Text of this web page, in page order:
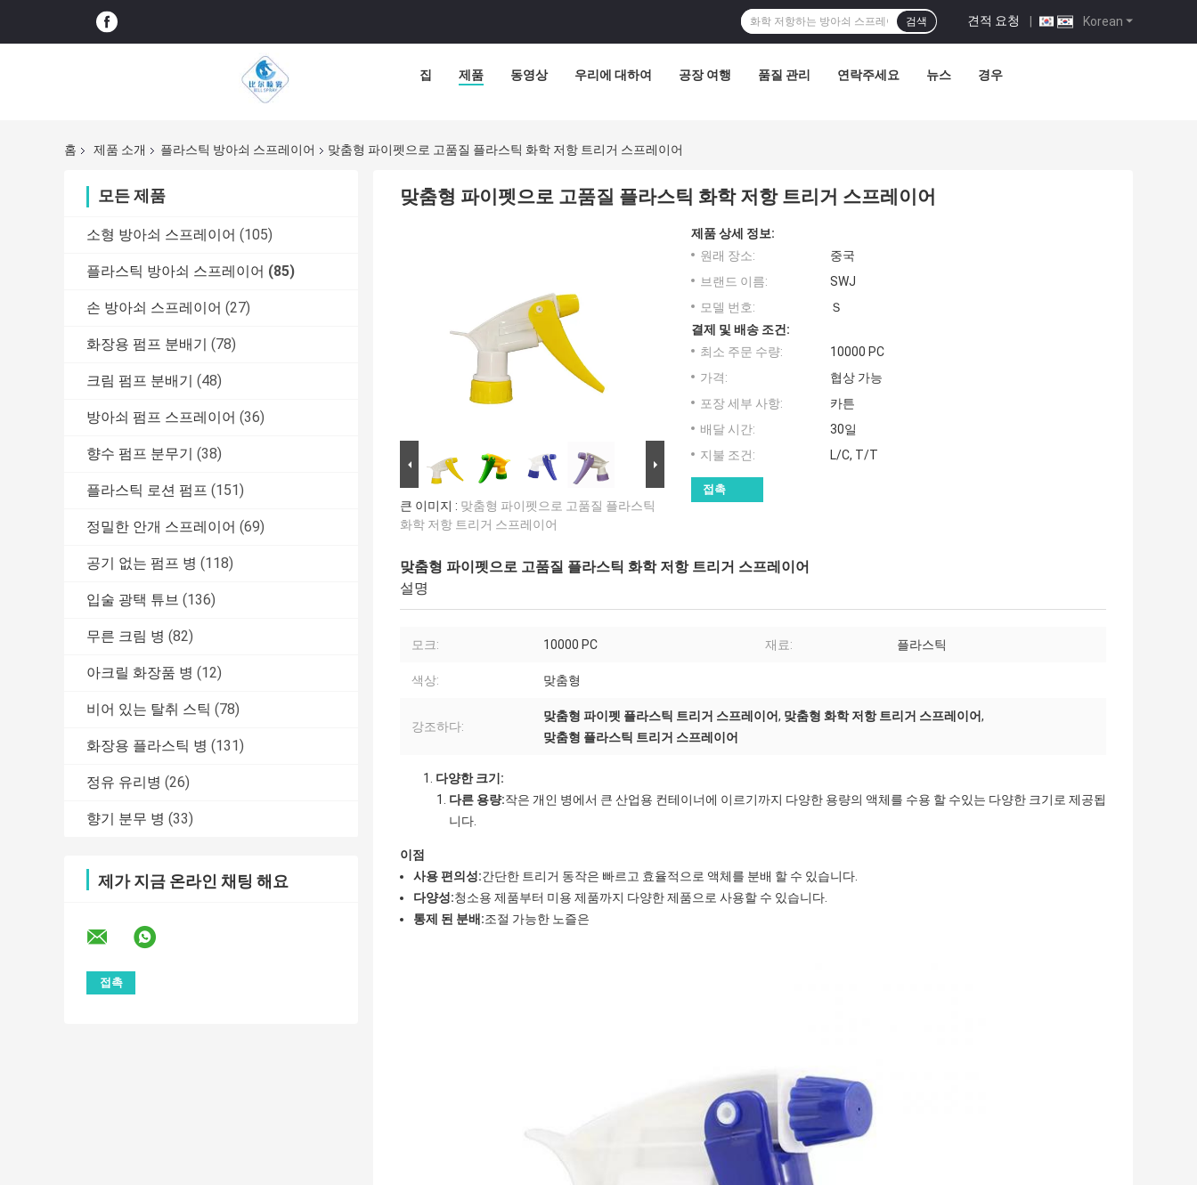
Korean
견적 요청 |
검색
집 제품 동영상 우리에 대하여 공장 여행 품질 관리 연락주세요 뉴스 경우
홈 제품 소개 플라스틱 방아쇠 스프레이어 맞춤형 파이펫으로 고품질 플라스틱 화학 저항 트리거 스프레이어
모든 제품
소형 방아쇠 스프레이어 (105)
플라스틱 방아쇠 스프레이어 (85)
손 방아쇠 스프레이어 (27)
화장용 펌프 분배기 (78)
크림 펌프 분배기 (48)
방아쇠 펌프 스프레이어 (36)
향수 펌프 분무기 (38)
플라스틱 로션 펌프 (151)
정밀한 안개 스프레이어 (69)
공기 없는 펌프 병 (118)
입술 광택 튜브 (136)
무른 크림 병 (82)
아크릴 화장품 병 (12)
비어 있는 탈취 스틱 (78)
화장용 플라스틱 병 (131)
정유 유리병 (26)
향기 분무 병 (33)
제가 지금 온라인 채팅 해요
맞춤형 파이펫으로 고품질 플라스틱 화학 저항 트리거 스프레이어
큰 이미지 : 맞춤형 파이펫으로 고품질 플라스틱
화학 저항 트리거 스프레이어
제품 상세 정보:
원래 장소:
중국
브랜드 이름:
SWJ
모델 번호:
Ｓ
결제 및 배송 조건:
최소 주문 수량:
10000 PC
가격:
협상 가능
포장 세부 사항:
카튼
배달 시간:
30일
지불 조건:
L/C, T/T
접촉
맞춤형 파이펫으로 고품질 플라스틱 화학 저항 트리거 스프레이어
설명
모크: 10000 PC 재료: 플라스틱
색상: 맞춤형
강조하다:
맞춤형 파이펫 플라스틱 트리거 스프레이어, 맞춤형 화학 저항 트리거 스프레이어,
맞춤형 플라스틱 트리거 스프레이어
다양한 크기:
다른 용량:작은 개인 병에서 큰 산업용 컨테이너에 이르기까지 다양한 용량의 액체를 수용 할 수있는 다양한 크기로 제공됩
니다.
이점
사용 편의성:간단한 트리거 동작은 빠르고 효율적으로 액체를 분배 할 수 있습니다.
다양성:청소용 제품부터 미용 제품까지 다양한 제품으로 사용할 수 있습니다.
통제 된 분배:조절 가능한 노즐은